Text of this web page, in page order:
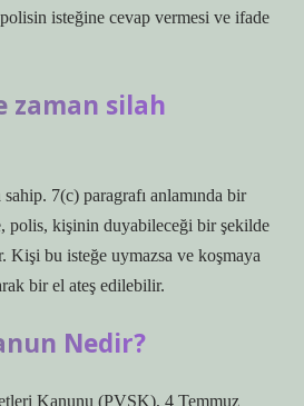
isteğine cevap vermesi ve ifade
zaman silah
7(c) paragrafı anlamında bir
polis, kişinin duyabileceği bir şekilde
Kişi bu isteğe uymazsa ve koşmaya
bir el ateş edilebilir.
Nedir?
Kanunu (PVSK), 4 Temmuz